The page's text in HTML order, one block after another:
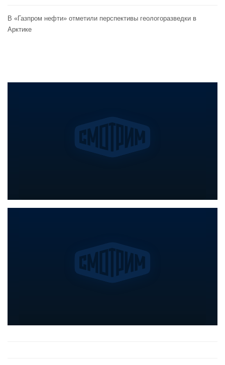
В «Газпром нефти» отметили перспективы геологоразведки в
Арктике